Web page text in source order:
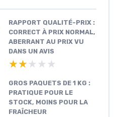
RAPPORT QUALITÉ-PRIX :
CORRECT À PRIX NORMAL,
ABERRANT AU PRIX VU
DANS UN AVIS
★★★★★
★★★★★
GROS PAQUETS DE 1 KG :
PRATIQUE POUR LE
STOCK, MOINS POUR LA
FRAÎCHEUR